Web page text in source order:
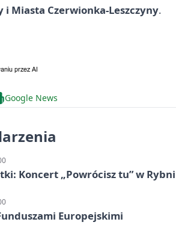
i Miasta Czerwionka-Leszczyny.
Google News
Koncert „Powrócisz tu” w
Europejskimi